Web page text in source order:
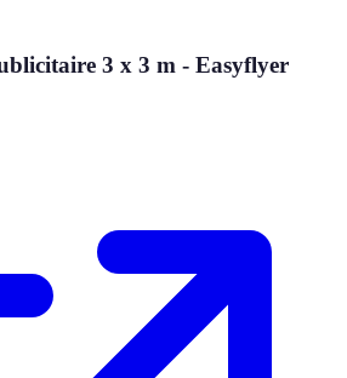
3 x 3 m - Easyflyer